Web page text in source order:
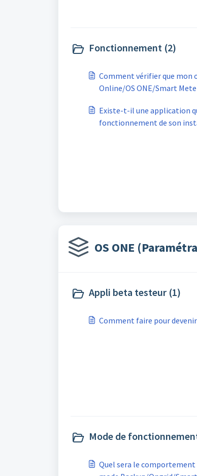
Fonctionnement (2)
Comment vérifier que mon
Online/OS ONE/Smart
Existe-t-il une application
fonctionnement de son
OS ONE
Appli beta testeur (1)
Comment faire pour
Mode de
Quel sera le comportement